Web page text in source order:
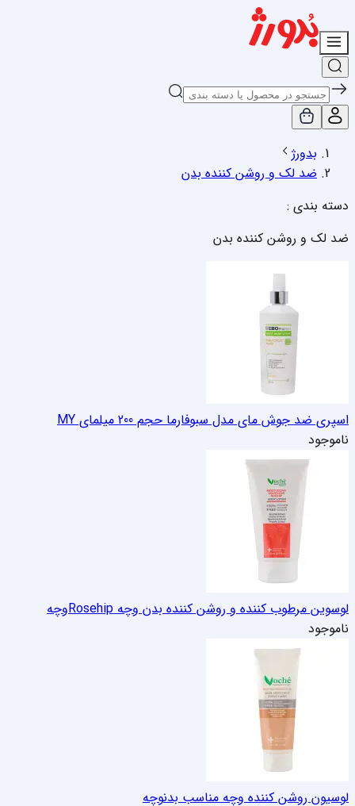
بدورژ
ضد لک و روشن کننده بدن
دسته بندی :
ضد لک و روشن کننده بدن
اسپری ضد جوش مای مدل سبوفارما حجم 200 میل
مای MY
ناموجود
لوسوین مرطوب کننده و روشن کننده بدن وچه Rosehip
وچه
ناموجود
لوسیون روشن کننده وچه مناسب بدنوچه